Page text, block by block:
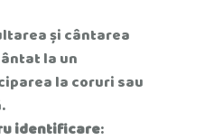
și cântarea
la un
la coruri sau
identificare: